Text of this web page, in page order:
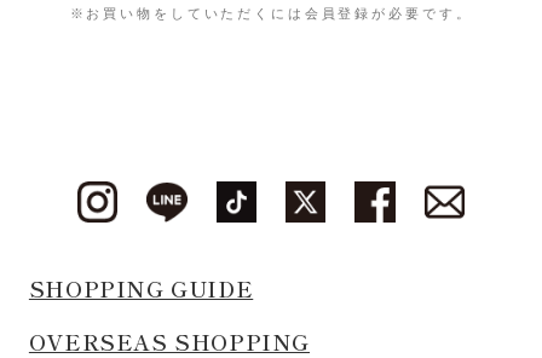
※お買い物をしていただくには会員登録が必要です。
SHOPPING GUIDE
OVERSEAS SHOPPING